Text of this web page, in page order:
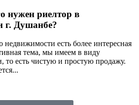
нужен риелтор в
г. Душанбе?
недвижимости есть более интересная
тема, мы имеем в виду
то есть чистую и простую продажу.